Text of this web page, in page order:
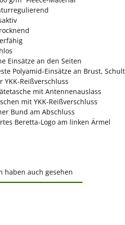
Einsätze an den Seiten
Polyamid-Einsätze an Brust,
YKK-Reißverschluss
mit Antennenauslass
mit YKK-Reißverschluss
Bund am Abschluss
Beretta-Logo am linken Ärmel
haben auch gesehen